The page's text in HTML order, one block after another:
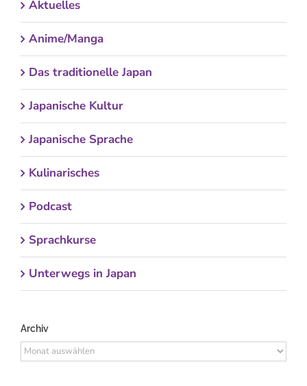
Aktuelles
Anime/Manga
Das traditionelle Japan
Japanische Kultur
Japanische Sprache
Kulinarisches
Podcast
Sprachkurse
Unterwegs in Japan
Archiv
Archiv